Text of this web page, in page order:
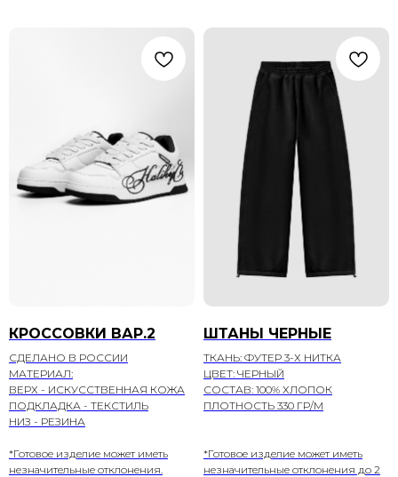
КРОССОВКИ ВАР.2
СДЕЛАНО В РОССИИ
МАТЕРИАЛ:
ВЕРХ - ИСКУССТВЕННАЯ КОЖА
ПОДКЛАДКА - ТЕКСТИЛЬ
НИЗ - РЕЗИНА
*Готовое изделие может иметь
незначительные отклонения.
ШТАНЫ ЧЕРНЫЕ
ТКАНЬ: ФУТЕР 3-Х НИТКА
ЦВЕТ: ЧЕРНЫЙ
СОСТАВ: 100% ХЛОПОК
ПЛОТНОСТЬ 330 ГР/М
*Готовое изделие может иметь
незначительные отклонения до 2